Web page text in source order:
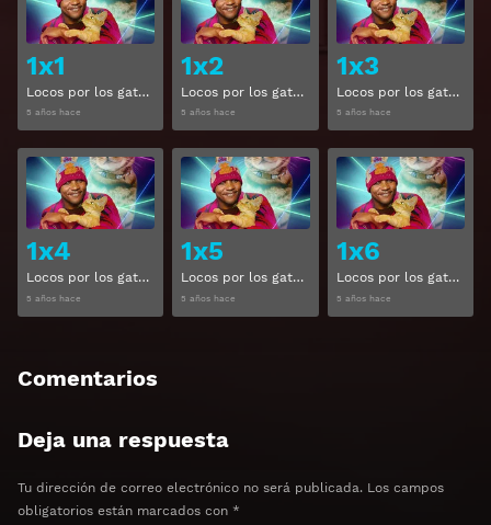
1x1
Locos por los gatos Temporada 1 Capitulo 1
5 años hace
1x2
Locos por los gatos Temporada 1 Capitulo 2
5 años hace
1x3
Locos por los gatos Temporada 1 Capitulo 3
5 años hace
1x4
Locos por los gatos Temporada 1 Capitulo 4
5 años hace
Ver
1x5
Locos por los gatos Temporada 1 Capitulo 5
5 años hace
Ver
1x6
Locos por los gatos Temporada 1 Capitulo 6
5 años hace
Comentarios
Deja una respuesta
Tu dirección de correo electrónico no será publicada. Los campos
obligatorios están marcados con *